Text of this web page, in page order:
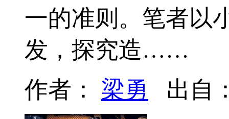
一的准则。笔者以
发，探究造……
作者： 梁勇 出自